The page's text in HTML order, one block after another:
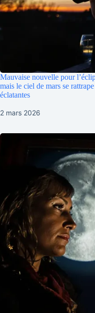
Mauvaise nouvelle pour
mais le ciel de mars se
éclatantes
2 mars 2026